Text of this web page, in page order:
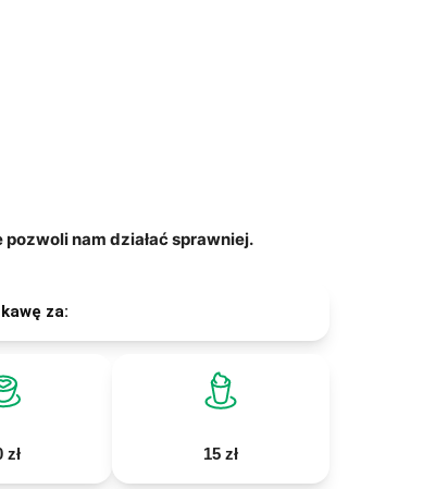
nam działać sprawniej.
za:
zł 15 zł